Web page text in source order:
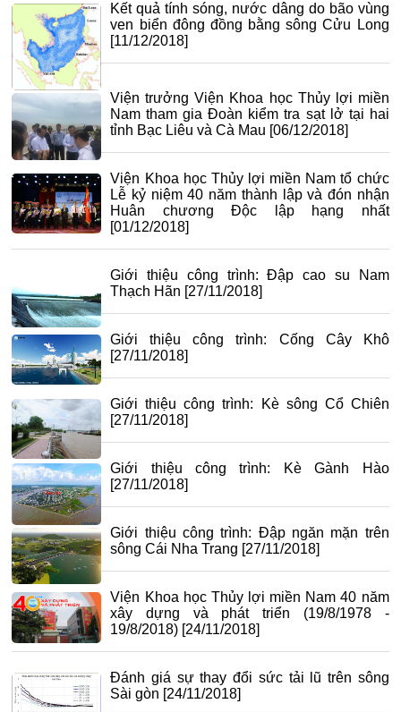
Kết quả tính sóng, nước dâng do bão vùng
ven biển đông đồng bằng sông Cửu Long
[11/12/2018]
Viện trưởng Viện Khoa học Thủy lợi miền
Nam tham gia Đoàn kiểm tra sạt lở tại hai
tỉnh Bạc Liêu và Cà Mau [06/12/2018]
Viện Khoa học Thủy lợi miền Nam tổ chức
Lễ kỷ niệm 40 năm thành lập và đón nhận
Huân chương Độc lập hạng nhất
[01/12/2018]
Giới thiệu công trình: Đập cao su Nam
Thạch Hãn [27/11/2018]
Giới thiệu công trình: Cống Cây Khô
[27/11/2018]
Giới thiệu công trình: Kè sông Cổ Chiên
[27/11/2018]
Giới thiệu công trình: Kè Gành Hào
[27/11/2018]
Giới thiệu công trình: Đập ngăn mặn trên
sông Cái Nha Trang [27/11/2018]
Viện Khoa học Thủy lợi miền Nam 40 năm
xây dựng và phát triển (19/8/1978 -
19/8/2018) [24/11/2018]
Đánh giá sự thay đổi sức tải lũ trên sông
Sài gòn [24/11/2018]